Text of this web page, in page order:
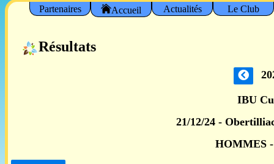
Partenaires Accueil Actualités Le Club
Résultats
IBU
21/12/24 -
HOMMES